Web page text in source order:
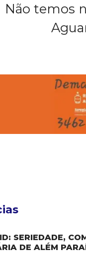
Não temos
SERIEDADE,
DE ALÉM